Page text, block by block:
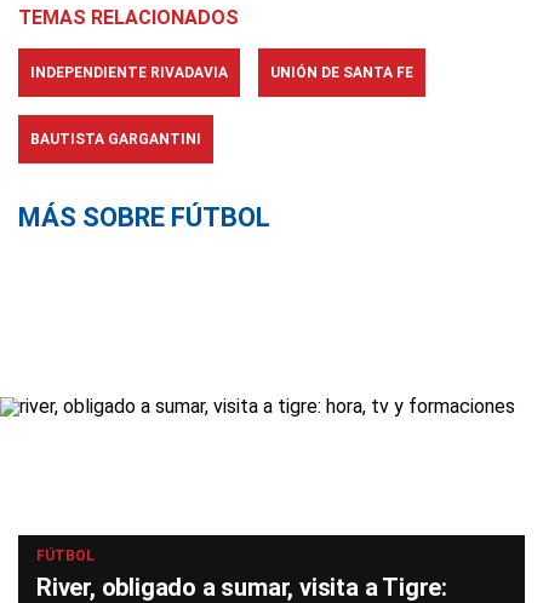
TEMAS RELACIONADOS
INDEPENDIENTE RIVADAVIA UNIÓN DE SANTA FE
BAUTISTA GARGANTINI
MÁS SOBRE FÚTBOL
FÚTBOL
River, obligado a sumar, visita a Tigre: